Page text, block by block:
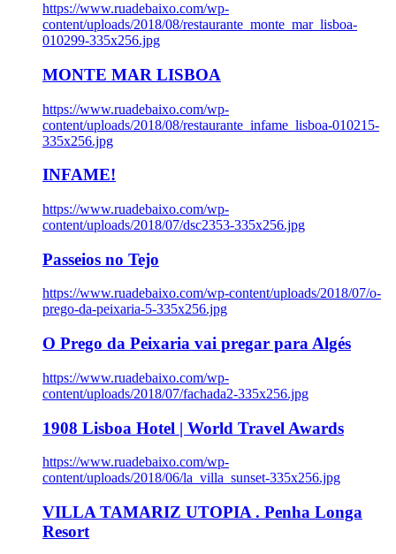
https://www.ruadebaixo.com/wp-
content/uploads/2018/08/restaurante_monte_mar_lisboa-
010299-335x256.jpg
MONTE MAR LISBOA
https://www.ruadebaixo.com/wp-
content/uploads/2018/08/restaurante_infame_lisboa-010215-
335x256.jpg
INFAME!
https://www.ruadebaixo.com/wp-
content/uploads/2018/07/dsc2353-335x256.jpg
Passeios no Tejo
https://www.ruadebaixo.com/wp-content/uploads/2018/07/o-
prego-da-peixaria-5-335x256.jpg
O Prego da Peixaria vai pregar para Algés
https://www.ruadebaixo.com/wp-
content/uploads/2018/07/fachada2-335x256.jpg
1908 Lisboa Hotel | World Travel Awards
https://www.ruadebaixo.com/wp-
content/uploads/2018/06/la_villa_sunset-335x256.jpg
VILLA TAMARIZ UTOPIA . Penha Longa
Resort